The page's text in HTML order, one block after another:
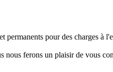
pour des charges à
nous ferons un plaisir de vous